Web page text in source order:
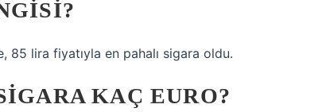
85 lira fiyatıyla en pahalı sigara oldu.
KAÇ EURO?